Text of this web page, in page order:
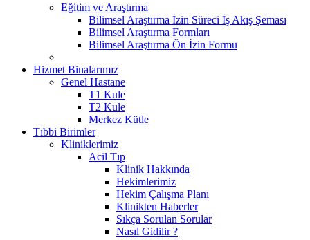
Eğitim ve Araştırma
Bilimsel Araştırma İzin Süreci İş Akış Şeması
Bilimsel Araştırma Formları
Bilimsel Araştırma Ön İzin Formu
Hizmet Binalarımız
Genel Hastane
T1 Kule
T2 Kule
Merkez Kütle
Tıbbi Birimler
Kliniklerimiz
Acil Tıp
Klinik Hakkında
Hekimlerimiz
Hekim Çalışma Planı
Klinikten Haberler
Sıkça Sorulan Sorular
Nasıl Gidilir ?